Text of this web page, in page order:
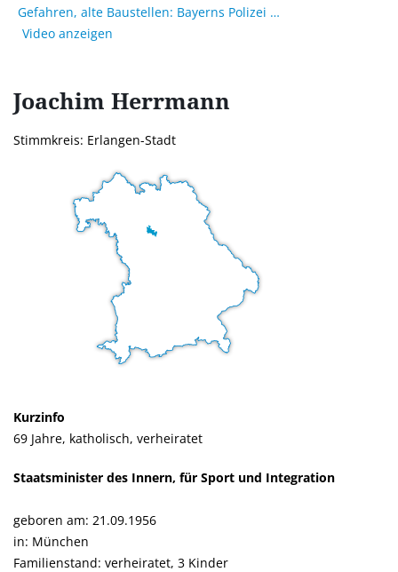
Gefahren, alte Baustellen: Bayerns Polizei
Video anzeigen
Joachim Herrmann
Stimmkreis: Erlangen-Stadt
Kurzinfo
69 Jahre, katholisch, verheiratet
Staatsminister des Innern, für Sport und Integration
geboren am: 21.09.1956
in: München
Familienstand: verheiratet, 3 Kinder